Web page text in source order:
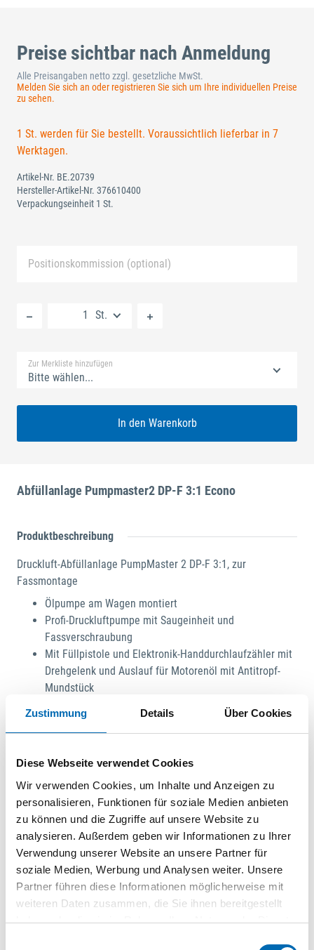
Zustimmung Details Über Cookies
Diese Webseite verwendet Cookies
Wir verwenden Cookies, um Inhalte und Anzeigen zu
personalisieren, Funktionen für soziale Medien anbieten
zu können und die Zugriffe auf unsere Website zu
analysieren. Außerdem geben wir Informationen zu Ihrer
Verwendung unserer Website an unsere Partner für
soziale Medien, Werbung und Analysen weiter. Unsere
Partner führen diese Informationen möglicherweise mit
weiteren Daten zusammen, die Sie ihnen bereitgestellt
haben oder die sie im Rahmen Ihrer Nutzung der Dienste
Preise sichtbar nach Anmeldung
Alle Preisangaben netto zzgl. gesetzliche MwSt.
Melden Sie sich an oder registrieren Sie sich um Ihre individuellen Preise
zu sehen.
1 St. werden für Sie bestellt. Voraussichtlich lieferbar in 7
Werktagen.
Artikel-Nr. BE.20739
Hersteller-Artikel-Nr. 376610400
Verpackungseinheit 1 St.
Positionskommission (optional)
St.
Zur Merkliste hinzufügen
Bitte wählen...
In den Warenkorb
Abfüllanlage Pumpmaster2 DP-F 3:1 Econo
Produktbeschreibung
Druckluft-Abfüllanlage PumpMaster 2 DP-F 3:1, zur
Fassmontage
Ölpumpe am Wagen montiert
Profi-Druckluftpumpe mit Saugeinheit und
Fassverschraubung
Mit Füllpistole und Elektronik-Handdurchlaufzähler mit
Drehgelenk und Auslauf für Motorenöl mit Antitropf-
Mundstück
3 m langer Saugschlauch NW 19, G 3/4“ mit Fußventil
3 m langer Druckschlauch NW 13, G 1/2“
Für 200-l-Fässer, mit stabilem Fahrwagen
freiem Auslauf
Empfohlener Druckluftanschluss: 3–10 bar
Hinweis: Diese Druckluft-Abfüllanlage, Modell „PumpMaster 2
DP-F 3:1“ eignet sich für Hydraulik-, Motoren-, Getriebe- und
andere hochviskose Öle, Pflanzenöl sowie
Frostschutzkonzentrate.